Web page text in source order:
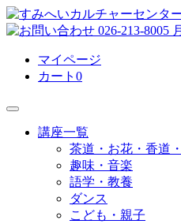
マイページ
カート 0
講座一覧
茶道・お花・香道
趣味・音楽
語学・教養
ダンス
こども・親子